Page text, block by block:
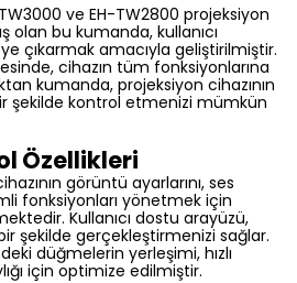
ve EH-TW2800 projeksiyon
olan bu kumanda, kullanıcı
çıkarmak amacıyla geliştirilmiştir.
cihazın tüm fonksiyonlarına
kumanda, projeksiyon cihazının
şekilde kontrol etmenizi mümkün
Özellikleri
görüntü ayarlarını, ses
fonksiyonları yönetmek için
Kullanıcı dostu arayüzü,
şekilde gerçekleştirmenizi sağlar.
düğmelerin yerleşimi, hızlı
için optimize edilmiştir.